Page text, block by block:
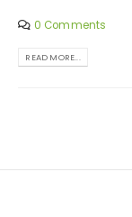
0 Comments
READ MORE...